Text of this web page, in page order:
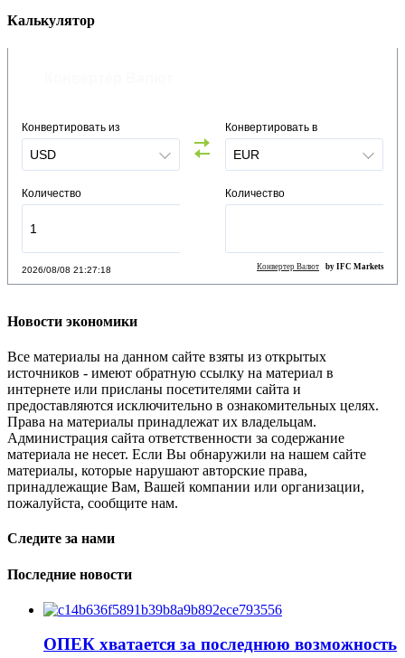
Калькулятор
Конвертировать из
Количество
Конвертировать в
Количество
2026/08/08 21:27:19 Конвертер Валют by IFC Markets
Новости экономики
Все материалы на данном сайте взяты из открытых
источников - имеют обратную ссылку на материал в
интернете или присланы посетителями сайта и
предоставляются исключительно в ознакомительных целях.
Права на материалы принадлежат их владельцам.
Администрация сайта ответственности за содержание
материала не несет. Если Вы обнаружили на нашем сайте
материалы, которые нарушают авторские права,
принадлежащие Вам, Вашей компании или организации,
пожалуйста, сообщите нам.
Следите за нами
Последние новости
ОПЕК хватается за последнюю возможность